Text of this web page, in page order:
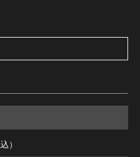
）